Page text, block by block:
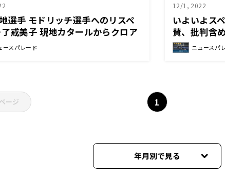
選手 モドリッチ選手へのリスペ
戒美子 現地カタールからクロア
前レポート
ースパレード
12/1, 2022
いよいよス
賛、批判含
って頂ければ
ニュースパ
ージ 1
年月別で見る